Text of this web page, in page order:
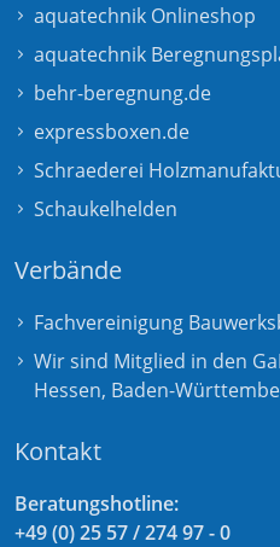
aquatechnik Onlineshop
aquatechnik
behr-beregnung.de
expressboxen.de
Schraederei
Schaukelhelden
Verbände
Fachvereinigung
Wir sind Mitglied in den
Hessen, Baden-
Kontakt
Beratungshotline:
+49 (0) 25 57 / 274 97 - 0